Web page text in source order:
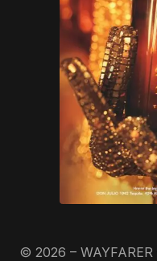
© 2026 – WAYFARER